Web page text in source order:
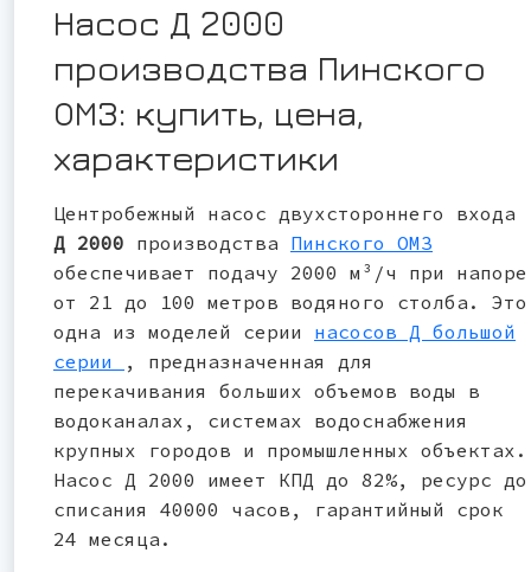
Насос Д 2000
производства Пинского
ОМЗ: купить, цена,
характеристики
Центробежный насос двухстороннего входа
Д 2000 производства Пинского ОМЗ
обеспечивает подачу 2000 м³/ч при напоре
от 21 до 100 метров водяного столба. Это
одна из моделей серии насосов Д большой
серии
, предназначенная для
перекачивания больших объемов воды в
водоканалах, системах водоснабжения
крупных городов и промышленных объектах.
Насос Д 2000 имеет КПД до 82%, ресурс до
списания 40000 часов, гарантийный срок
24 месяца.